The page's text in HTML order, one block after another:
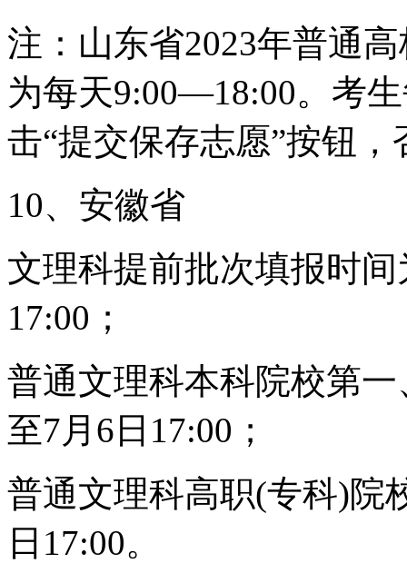
注：山东省2023年普通
为每天9:00—18:00。考
击“提交保存志愿”按钮
10、安徽省
文理科提前批次填报时
17:00；
普通文理科本科院校第
至7月6日17:00；
普通文理科高职(专科)院
日17:00。